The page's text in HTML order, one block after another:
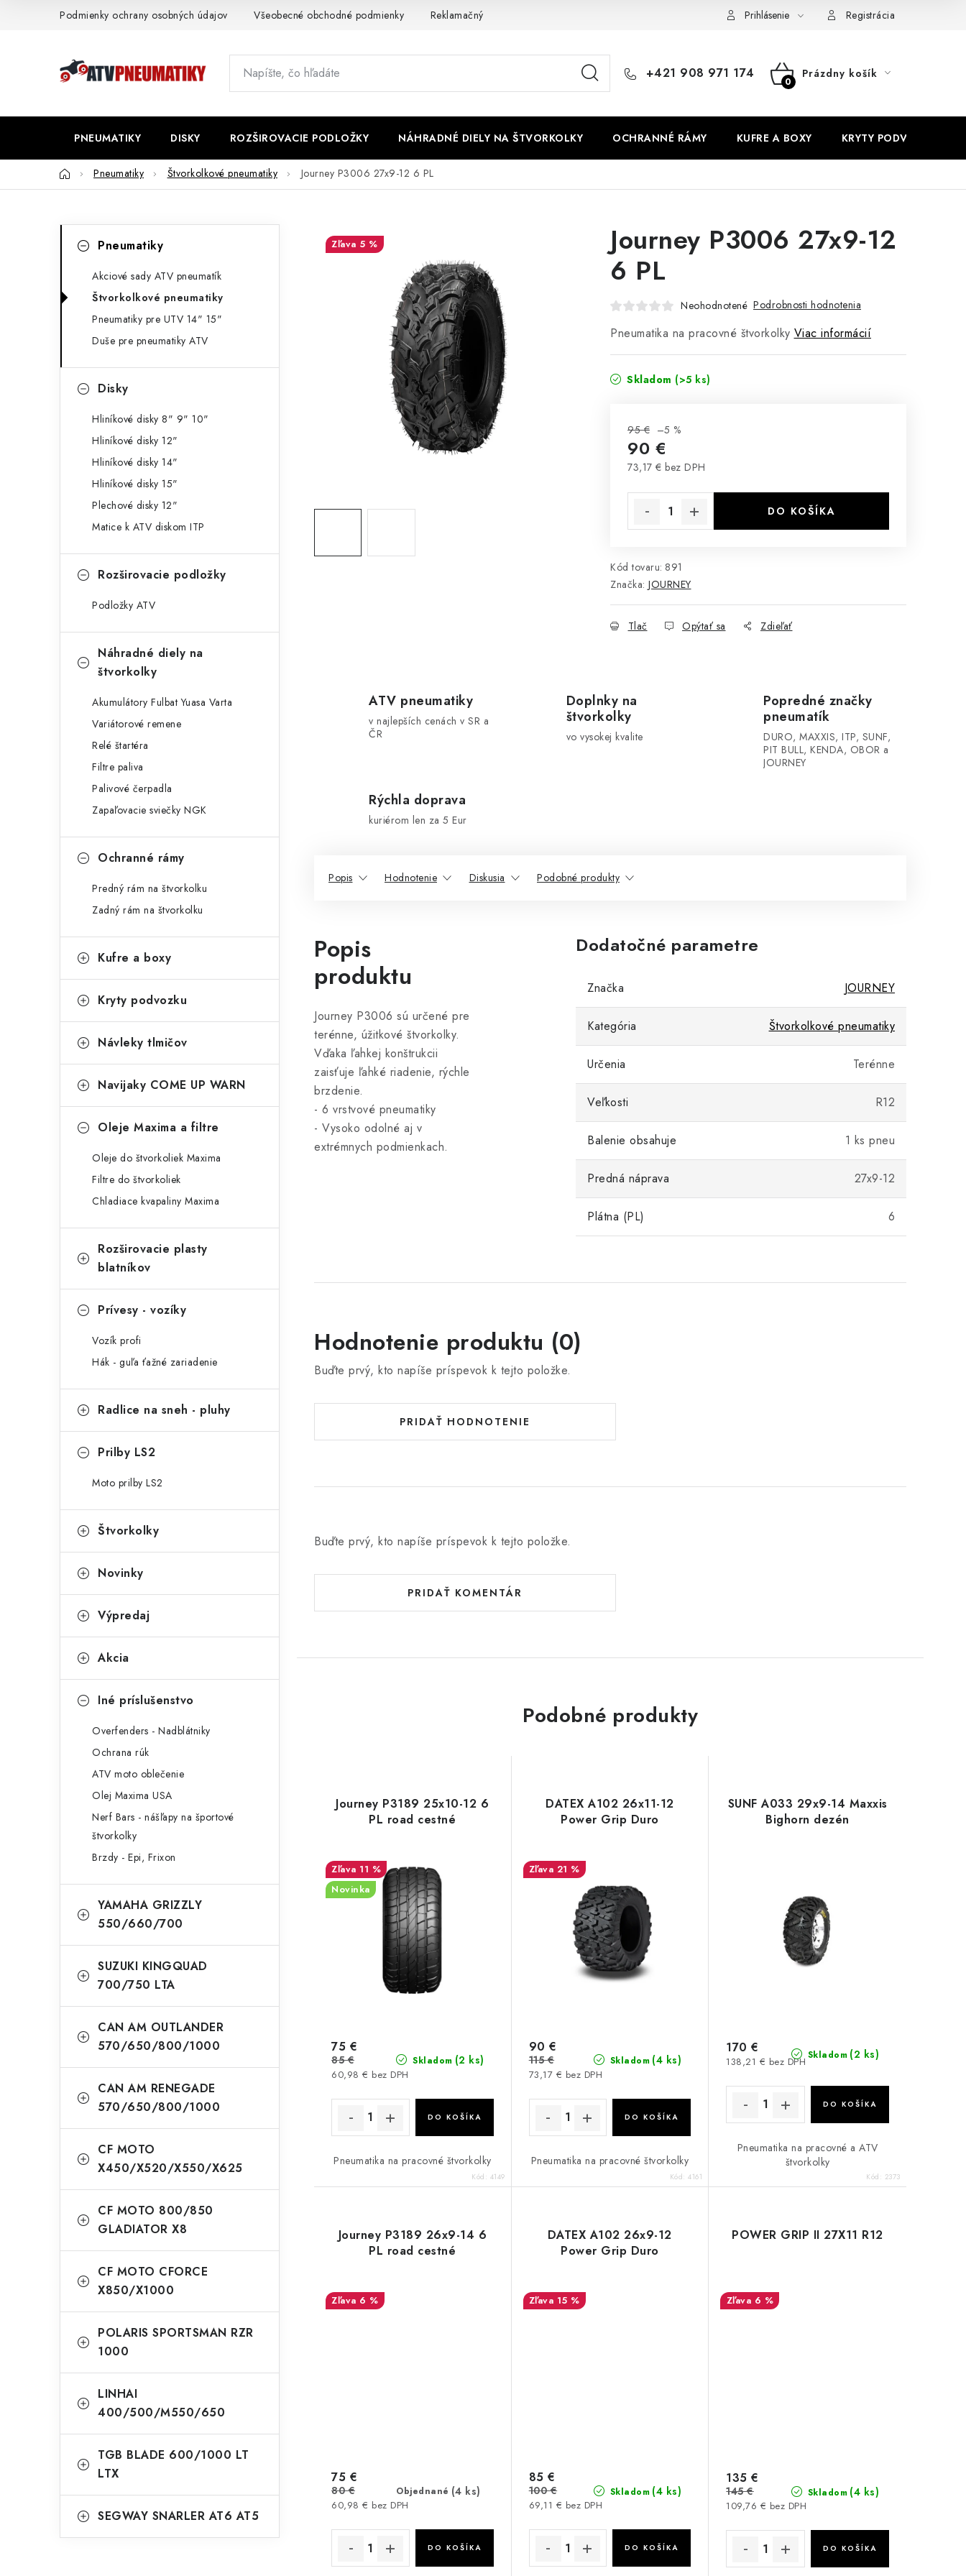
Podmienky ochrany osobných údajov Všeobecné obchodné podmienky Reklamačný poriadok - formulár Prihlásenie Registrácia
+421 908 971 174
NÁKUPNÝ
Prázdny košík
PNEUMATIKY DISKY ROZŠIROVACIE PODLOŽKY NÁHRADNÉ DIELY NA ŠTVORKOLKY OCHRANNÉ RÁMY KUFRE A BOXY KRYTY PODVOZKU
DomovPneumatiky Štvorkolkové pneumatiky Journey P3006 27x9-12 6 PL
č
p
kategórie
e
Pneumatiky
Akciové sady ATV pneumatík
Štvorkolkové pneumatiky
Pneumatiky pre UTV 14" 15"
Duše pre pneumatiky ATV
Disky
Hliníkové disky 8" 9" 10"
Hliníkové disky 12"
Hliníkové disky 14"
Hliníkové disky 15"
Plechové disky 12"
Matice k ATV diskom ITP
Rozširovacie podložky
Podložky ATV
Náhradné diely na
štvorkolky
Akumulátory Fulbat Yuasa Varta
Variátorové remene
Relé štartéra
Filtre paliva
Palivové čerpadla
Zapaľovacie sviečky NGK
Ochranné rámy
Predný rám na štvorkolku
Zadný rám na štvorkolku
Kufre a boxy
Kryty podvozku
Návleky tlmičov
Navijaky COME UP WARN
Oleje Maxima a filtre
Oleje do štvorkoliek Maxima
Filtre do štvorkoliek
Chladiace kvapaliny Maxima
Rozširovacie plasty
blatníkov
Prívesy - vozíky
Vozík profi
Hák - guľa ťažné zariadenie
Radlice na sneh - pluhy
Prilby LS2
Moto prilby LS2
Štvorkolky
Novinky
Výpredaj
Akcia
Iné príslušenstvo
Overfenders - Nadblátniky
Ochrana rúk
ATV moto oblečenie
Olej Maxima USA
Nerf Bars - nášľapy na športové
štvorkolky
Brzdy - Epi, Frixon
YAMAHA GRIZZLY
550/660/700
SUZUKI KINGQUAD
700/750 LTA
CAN AM OUTLANDER
570/650/800/1000
CAN AM RENEGADE
570/650/800/1000
CF MOTO
X450/X520/X550/X625
CF MOTO 800/850
GLADIATOR X8
CF MOTO CFORCE
X850/X1000
POLARIS SPORTSMAN RZR
1000
LINHAI
400/500/M550/650
TGB BLADE 600/1000 LT
LTX
SEGWAY SNARLER AT6 AT5
Journey P3006 27x9-12
6 PL
Neohodnotené Podrobnosti hodnotenia
Pneumatika na pracovné štvorkolky Viac informácií
Skladom (>5 ks)
95 € –5 %
90 €
73,17 € bez DPH
DO KOŠÍKA
Kód tovaru: 891
Značka: JOURNEY
Tlač Opýtať sa Zdieľať
5 %
ATV pneumatiky
v najlepších cenách v SR a
ČR
Doplnky na
štvorkolky
vo vysokej kvalite
Popredné značky
pneumatík
DURO, MAXXIS, ITP, SUNF,
PIT BULL, KENDA, OBOR a
JOURNEY
Rýchla doprava
kuriérom len za 5 Eur
Popis Hodnotenie Diskusia Podobné produkty
Popis
produktu
Journey P3006 sú určené pre
terénne, úžitkové štvorkolky.
Vďaka ľahkej konštrukcii
zaisťuje ľahké riadenie, rýchle
brzdenie.
- 6 vrstvové pneumatiky
- Vysoko odolné aj v
extrémnych podmienkach.
Dodatočné parametre
Značka JOURNEY
Kategória Štvorkolkové pneumatiky
Určenia Terénne
Veľkosti R12
Balenie obsahuje 1 ks pneu
Predná náprava 27x9-12
Plátna (PL) 6
Hodnotenie produktu (0)
Buďte prvý, kto napíše príspevok k tejto položke.
PRIDAŤ HODNOTENIE
Buďte prvý, kto napíše príspevok k tejto položke.
PRIDAŤ KOMENTÁR
Podobné produkty
Journey P3189 25x10-12 6
PL road cestné
11 %
Novinka
Skladom (2 ks)
60,98 € bez DPH
75 €
85 €
DO KOŠÍKA
Pneumatika na pracovné štvorkolky
Kód: 4149
DATEX A102 26x11-12
Power Grip Duro
21 %
Skladom (4 ks)
73,17 € bez DPH
90 €
115 €
DO KOŠÍKA
Pneumatika na pracovné štvorkolky
Kód:4161
SUNF A033 29x9-14 Maxxis
Bighorn dezén
Skladom (2 ks)
138,21 € bez DPH
170 €
DO KOŠÍKA
Pneumatika na pracovné a ATV
štvorkolky
Kód: 2373
Journey P3189 26x9-14 6
PL road cestné
6 %
Objednané (4 ks)
60,98 € bez DPH
75 €
80 €
DO KOŠÍKA
DATEX A102 26x9-12
Power Grip Duro
15 %
Skladom (4 ks)
69,11 € bez DPH
85 €
100 €
DO KOŠÍKA
POWER GRIP II 27X11 R12
6 %
Skladom (4 ks)
109,76 € bez DPH
135 €
145 €
DO KOŠÍKA